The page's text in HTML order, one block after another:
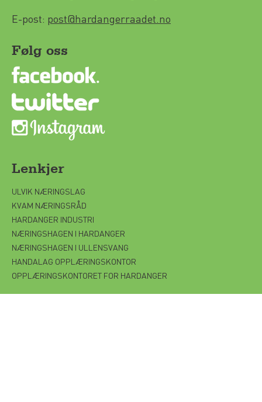
E-post: post@hardangerraadet.no
Følg oss
Lenkjer
ULVIK NÆRINGSLAG
KVAM NÆRINGSRÅD
HARDANGER INDUSTRI
NÆRINGSHAGEN I HARDANGER
NÆRINGSHAGEN I ULLENSVANG
HANDALAG OPPLÆRINGSKONTOR
OPPLÆRINGSKONTORET FOR HARDANGER